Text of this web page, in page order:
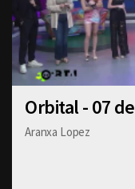
Orbital - 07
Aranxa Lopez